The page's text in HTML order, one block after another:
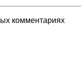
комментариях